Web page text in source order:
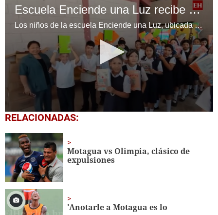
Escuela Enciende una Luz recibe cuadernos Quick, gracias a la Maratón del Saber
Los niños de la escuela Enciende una Luz, ubicada en la colonia Altos de Santa Rosa, al sur de Tegucigalpa, recibieron cuadernos Quick como parte de la Campaña Maratón del Saber.
0
seconds
1
minute,
56
seconds
RELACIONADAS:
Motagua vs Olimpia, clásico de
expulsiones
'Anotarle a Motagua es lo